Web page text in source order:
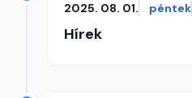
2025. 08. 01. péntek
Hírek